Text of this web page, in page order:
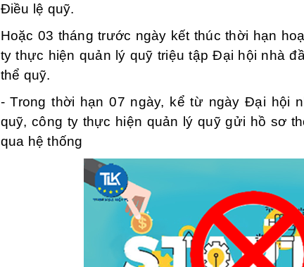
Điều lệ quỹ.
Hoặc 03 tháng trước ngày kết thúc thời hạn
ty thực hiện quản lý quỹ triệu tập Đại hội nhà
thể quỹ.
- Trong thời hạn 07 ngày, kể từ ngày Đại hội
quỹ, công ty thực hiện quản lý quỹ gửi hồ sơ
qua hệ thống